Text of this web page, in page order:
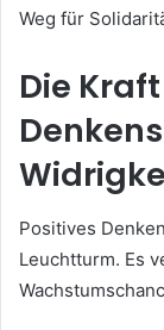
Weg für
Die
Positives
Leuchtturm. Es